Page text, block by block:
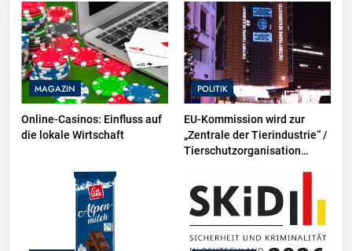
MAGAZIN
Online-Casinos: Einfluss auf
die lokale Wirtschaft
POLITIK
EU-Kommission wird zur
„Zentrale der Tierindustrie“ /
Tierschutzorganisation
Projektion in Brüssel die
Nähe der EU-Kommission zur
Tierindustrie an